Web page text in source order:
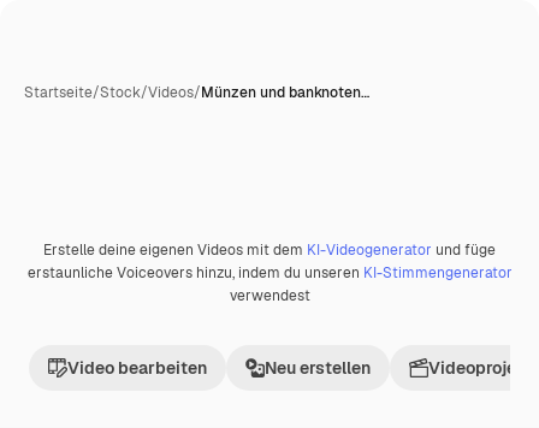
Startseite/Stock/Videos/Münzen und banknoten…
Premium
Erstelle deine eigenen Videos mit dem KI-Videogenerator und füge
erstaunliche Voiceovers hinzu, indem du unseren KI-Stimmengenerator
verwendest
Video bearbeiten Neu erstellen Videoprojekt